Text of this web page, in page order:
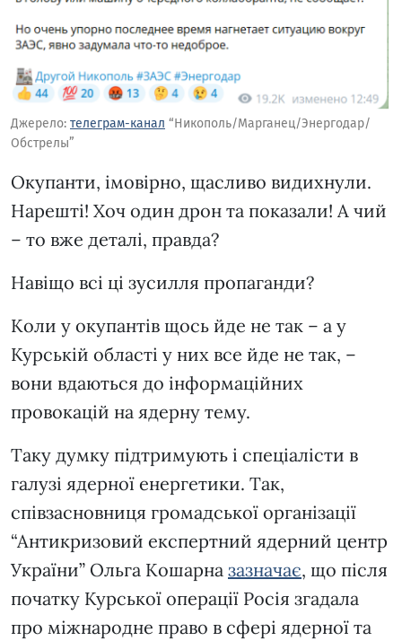
Джерело: телеграм-канал “Никополь/Марганец/Энергодар/
Обстрелы”
Окупанти, імовірно, щасливо видихнули.
Нарешті! Хоч один дрон та показали! А чий
– то вже деталі, правда?
Навіщо всі ці зусилля пропаганди?
Коли у окупантів щось йде не так – а у
Курській області у них все йде не так, –
вони вдаються до інформаційних
провокацій на ядерну тему.
Таку думку підтримують і спеціалісти в
галузі ядерної енергетики. Так,
співзасновниця громадської організації
“Антикризовий експертний ядерний центр
України” Ольга Кошарна зазначає, що після
початку Курської операції Росія згадала
про міжнародне право в сфері ядерної та